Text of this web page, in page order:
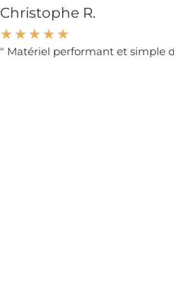
Christophe R.
☆☆☆☆☆
" Matériel performant et simple